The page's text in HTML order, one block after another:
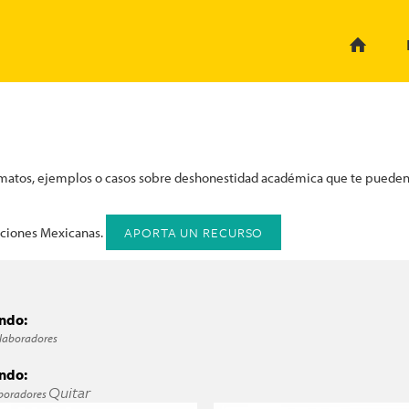
ejemplos o casos sobre deshonestidad académica que te
Mexicanas. APORTA UN RECURSO
filter
Quitar